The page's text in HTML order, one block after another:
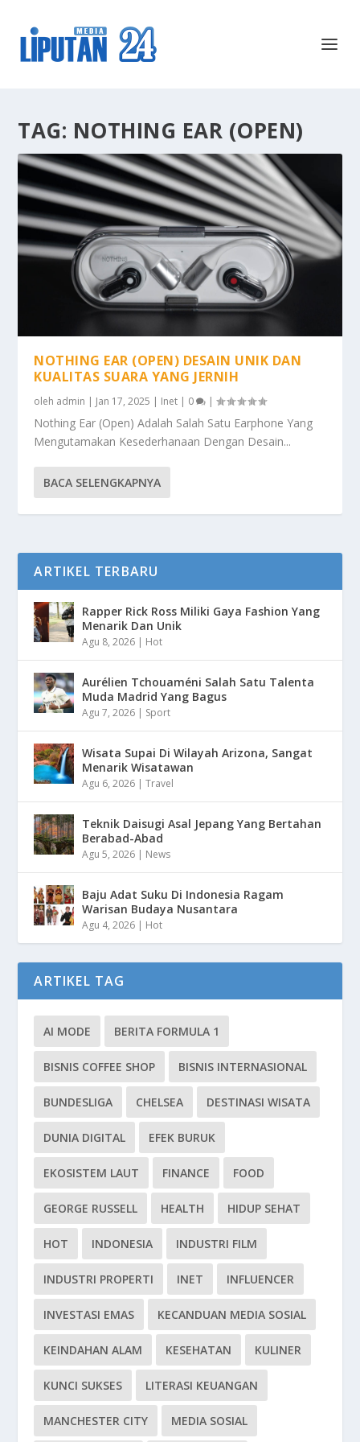
TAG: NOTHING EAR (OPEN)
NOTHING EAR (OPEN) DESAIN UNIK DAN
KUALITAS SUARA YANG JERNIH
oleh admin | Jan 17, 2025 | Inet | 0 |
Nothing Ear (Open) Adalah Salah Satu Earphone Yang
Mengutamakan Kesederhanaan Dengan Desain...
BACA SELENGKAPNYA
ARTIKEL TERBARU
Rapper Rick Ross Miliki Gaya Fashion Yang
Menarik Dan Unik
Agu 8, 2026 | Hot
Aurélien Tchouaméni Salah Satu Talenta
Muda Madrid Yang Bagus
Agu 7, 2026 | Sport
Wisata Supai Di Wilayah Arizona, Sangat
Menarik Wisatawan
Agu 6, 2026 |Travel
Teknik Daisugi Asal Jepang Yang Bertahan
Berabad-Abad
Agu 5, 2026 | News
Baju Adat Suku Di Indonesia Ragam
Warisan Budaya Nusantara
Agu 4, 2026 | Hot
ARTIKEL TAG
AI MODE BERITA FORMULA 1
BISNIS COFFEE SHOP BISNIS INTERNASIONAL
BUNDESLIGA CHELSEA DESTINASI WISATA
DUNIA DIGITAL EFEK BURUK
EKOSISTEM LAUT FINANCE FOOD
GEORGE RUSSELL HEALTH HIDUP SEHAT
HOT INDONESIA INDUSTRI FILM
INDUSTRI PROPERTI INET INFLUENCER
INVESTASI EMAS KECANDUAN MEDIA SOSIAL
KEINDAHAN ALAM KESEHATAN KULINER
KUNCI SUKSES LITERASI KEUANGAN
MANCHESTER CITY MEDIA SOSIAL